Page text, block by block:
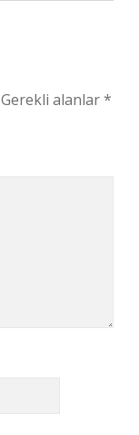
Gerekli alanlar*